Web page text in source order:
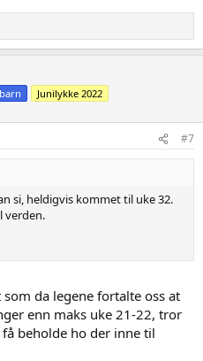
at babyen din skal komme ut
litt om! Jeg unner ingen å gå
men tankene som beskrevet
være der i dag. Hver
din kan få inne i magen din,
Jeg skulle gjort alt for å kunne
Du er heldig om du får
en liten baby. Men enda
det faktisk det jeg prøvde på.
Junilykke 2022
#7
si, heldigvis kommet til uke 32.
verden.
da legene fortalte oss at
enn maks uke 21-22, tror
beholde ho der inne til